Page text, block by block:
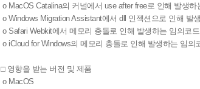
o MacOS Catalina의 커널에서 use after free로 인해 발생
o Windows Migration Assistant에서 dll 인젝션으로 인해 발
o Safari Webkit에서 메모리 충돌로 인해 발생하는 임의코
o iCloud for Windows의 메모리 충돌로 인해 발생하는 임의
□ 영향을 받는 버전 및 제품
o MacOS